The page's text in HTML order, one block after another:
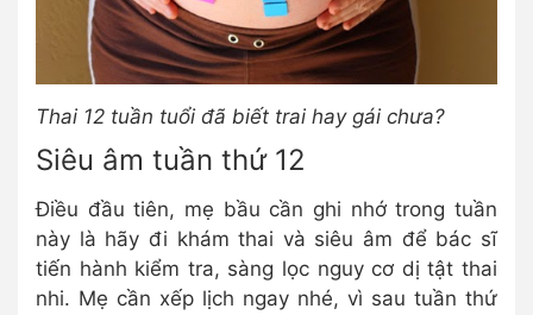
Thai 12 tuần tuổi đã biết trai hay gái chưa?
Siêu âm tuần thứ 12
Điều đầu tiên, mẹ bầu cần ghi nhớ trong tuần
này là hãy đi khám thai và siêu âm để bác sĩ
tiến hành kiểm tra, sàng lọc nguy cơ dị tật thai
nhi. Mẹ cần xếp lịch ngay nhé, vì sau tuần thứ